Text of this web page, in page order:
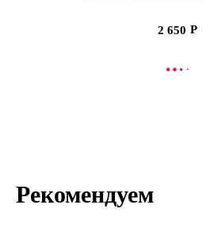
2 650
В КОРЗИНУ
Рекомендуем